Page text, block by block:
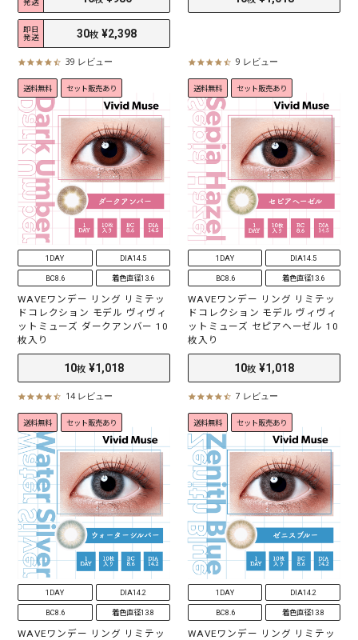
10枚¥980
30枚 30枚
発送
10枚¥980
即日
発送
30枚¥2,398
4
.
t
r
r
a
t
i
n
39 レビュー
10枚¥1,018
4
.
t
r
a
t
i
n
9 レビュー
送料無料 セット販売あり
1DAY DIA14.5
BC8.6 着色直径13.6
WAVEワンデー リング リミテッ
ドコレクション モデル ヴィヴィ
ットミューズ ダークアンバー 10
枚入り
.
t
r
r
a
t
i
n
g
14 レビュー
送料無料 セット販売あり
1DAY DIA14.5
BC8.6 着色直径13.6
WAVEワンデー リング リミテッ
ドコレクション モデル ヴィヴィ
ットミューズ セピアヘーゼル 10
枚入り
.
t
r
r
a
t
i
n
g
7 レビュー
送料無料 セット販売あり
1DAY DIA14.2
BC8.6 着色直径13.8
WAVEワンデー リング リミテッ
送料無料 セット販売あり
1DAY DIA14.2
BC8.6 着色直径13.8
WAVEワンデー リング リミテッ